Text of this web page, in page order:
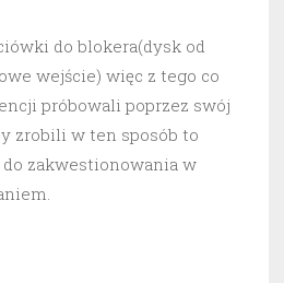
do blokera(dysk od
wejście) więc z tego co
próbowali poprzez swój
zrobili w ten sposób to
do zakwestionowania w